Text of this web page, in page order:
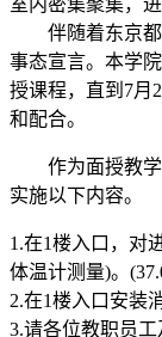
室内密集聚集，
伴随着东京都
事态宣言。本学
授课程，直到7月
和配合。
作为面授教学
实施以下内容。
1.在1楼入口，对
体温计测量)。
2.在1楼入口安装
3.请各位教职员